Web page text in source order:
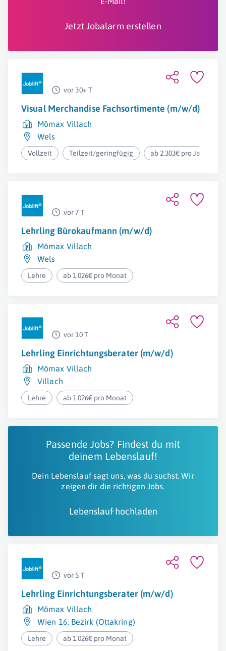
Jetzt Jobalarm erstellen
vor 30+ T
Visual Merchandise Fachsortimente (m/w/d)
Mömax Villach
Wels
Vollzeit Teilzeit/geringfügig ab 2.303€ pro Jahr
vor 7 T
Lehrling Bürokaufmann (m/w/d)
Mömax Villach
Wels
Lehre ab 1.026€ pro Monat
vor 10 T
Lehrling Einrichtungsberater (m/w/d)
Mömax Villach
Villach
Lehre ab 1.026€ pro Monat
Passende Jobs? Findest du mit
deinem Lebenslauf!
Dein Lebenslauf sagt uns, was du suchst. Wir
zeigen dir die richtigen Jobs.
Lebenslauf hochladen
vor 5 T
Lehrling Einrichtungsberater (m/w/d)
Mömax Villach
Wien 16. Bezirk (Ottakring)
Lehre ab 1.026€ pro Monat